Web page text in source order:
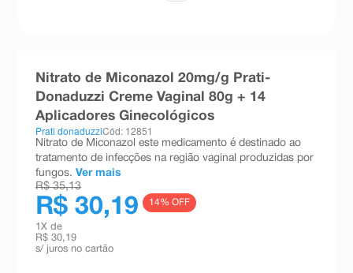
Nitrato de Miconazol 20mg/g Prati-
Donaduzzi Creme Vaginal 80g + 14
Aplicadores Ginecológicos
Prati donaduzziCód: 12851
Nitrato de Miconazol este medicamento é destinado ao
tratamento de infecções na região vaginal produzidas por
fungos. Ver mais
R$ 35,13
R$ 30,19 14% OFF
1 X de
R$ 30,19
s/ juros no cartão